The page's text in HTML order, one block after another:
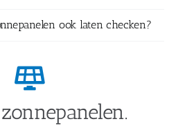
ook laten checken?